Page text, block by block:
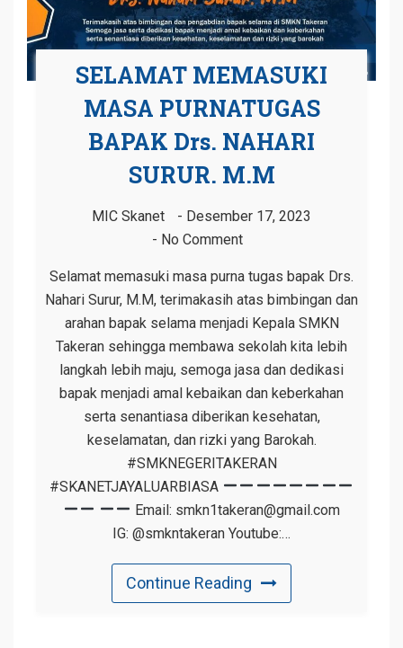
SELAMAT MEMASUKI
MASA PURNATUGAS
BAPAK Drs. NAHARI
SURUR. M.M
MIC Skanet
Desember 17, 2023
No Comment
Selamat memasuki masa purna tugas bapak Drs.
Nahari Surur, M.M, terimakasih atas bimbingan dan
arahan bapak selama menjadi Kepala SMKN
Takeran sehingga membawa sekolah kita lebih
langkah lebih maju, semoga jasa dan dedikasi
bapak menjadi amal kebaikan dan keberkahan
serta senantiasa diberikan kesehatan,
keselamatan, dan rizki yang Barokah.
#SMKNEGERITAKERAN
#SKANETJAYALUARBIASA
Email: smkn1takeran@gmail.com
IG: @smkntakeran Youtube:…
Continue Reading